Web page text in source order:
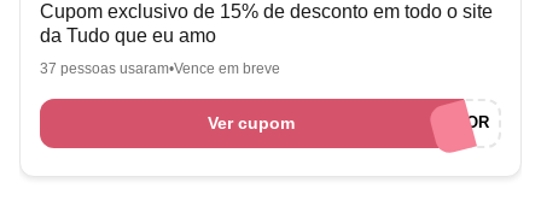
Cupom exclusivo de 15% de desconto em todo o site
da Tudo que eu amo
37 pessoas usaram Vence em breve
Ver cupomAMOCUPONSEMPREENDEDOR